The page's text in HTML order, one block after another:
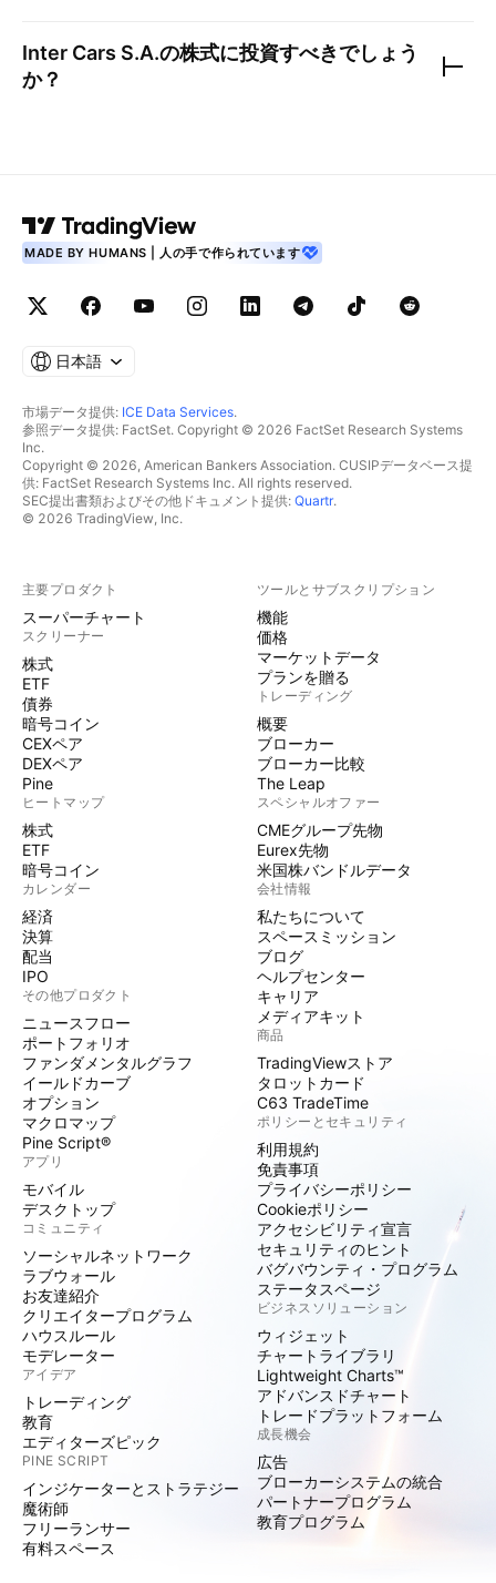
Inter Cars S.A.の株式に投資すべきでしょう
か？
MADE BY HUMANS | 人の手で作られています
日本語
市場データ提供: ICE Data Services.
参照データ提供: FactSet. Copyright © 2026 FactSet Research Systems
Inc.
Copyright © 2026, American Bankers Association. CUSIPデータベース提
供: FactSet Research Systems Inc. All rights reserved.
SEC提出書類およびその他ドキュメント提供: Quartr.
© 2026 TradingView, Inc.
主要プロダクト
スーパーチャート
スクリーナー
株式
ETF
債券
暗号コイン
CEXペア
DEXペア
Pine
ヒートマップ
株式
ETF
暗号コイン
カレンダー
経済
決算
配当
IPO
その他プロダクト
ニュースフロー
ポートフォリオ
ファンダメンタルグラフ
イールドカーブ
オプション
マクロマップ
Pine Script®
アプリ
モバイル
デスクトップ
コミュニティ
ソーシャルネットワーク
ラブウォール
お友達紹介
クリエイタープログラム
ハウスルール
モデレーター
アイデア
トレーディング
教育
エディターズピック
PINE SCRIPT
インジケーターとストラテジー
魔術師
フリーランサー
有料スペース
ツールとサブスクリプション
機能
価格
マーケットデータ
プランを贈る
トレーディング
概要
ブローカー
ブローカー比較
The Leap
スペシャルオファー
CMEグループ先物
Eurex先物
米国株バンドルデータ
会社情報
私たちについて
スペースミッション
ブログ
ヘルプセンター
キャリア
メディアキット
商品
TradingViewストア
タロットカード
C63 TradeTime
ポリシーとセキュリティ
利用規約
免責事項
プライバシーポリシー
Cookieポリシー
アクセシビリティ宣言
セキュリティのヒント
バグバウンティ・プログラム
ステータスページ
ビジネスソリューション
ウィジェット
チャートライブラリ
Lightweight Charts™
アドバンスドチャート
トレードプラットフォーム
成長機会
広告
ブローカーシステムの統合
パートナープログラム
教育プログラム